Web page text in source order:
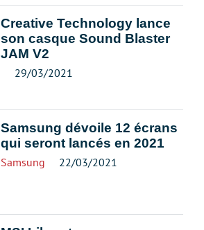
Creative Technology lance
son casque Sound Blaster
JAM V2
29/03/2021
Samsung dévoile 12 écrans
qui seront lancés en 2021
Samsung 22/03/2021